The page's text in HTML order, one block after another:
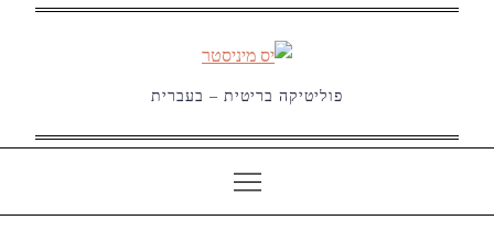
פוליטיקה בריטית – בעברית